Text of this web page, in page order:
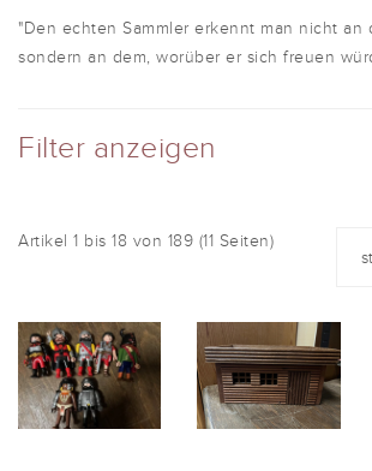
"Den echten Sammler erkennt man nicht an
sondern an dem, worüber er sich freuen
Filter anzeigen
Artikel 1 bis 18 von 189 (11 Seiten)